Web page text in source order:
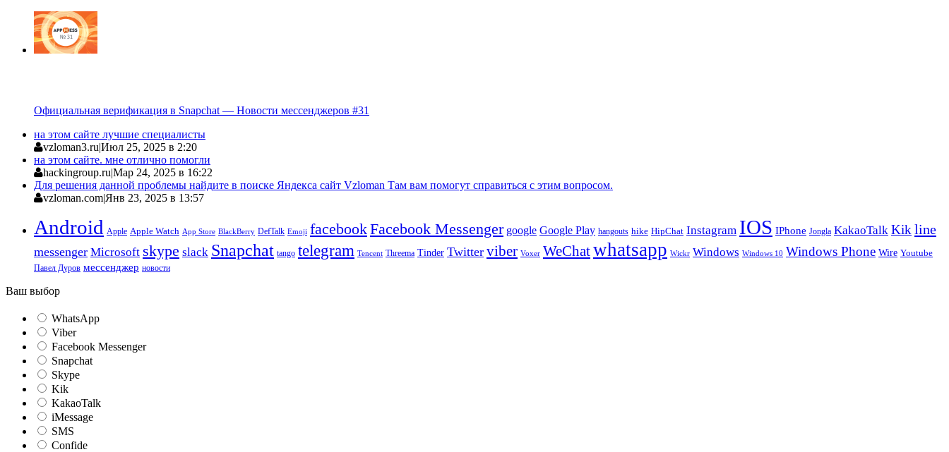
Официальная верификация в Snapchat — Новости мессенджеров #31
на этом сайте лучшие специалисты
vzloman3.ru|Июл 25, 2025 в 2:20
на этом сайте. мне отлично помогли
hackingroup.ru|Мар 24, 2025 в 16:22
Для решения данной проблемы найдите в поиске Яндекса сайт Vzloman Там вам помогут справиться с этим вопросом.
vzloman.com|Янв 23, 2025 в 13:57
Android Apple Apple Watch App Store BlackBerry DefTalk Emoji facebookFacebook Messenger google Google Play hangouts hike HipChat Instagram IOS IPhone Jongla KakaoTalk Kik line
messenger Microsoft skype slack Snapchat tango telegram Tencent Threema Tinder Twitter viber Voxer WeChatwhatsapp Wickr Windows Windows 10 Windows Phone Wire Youtube
Павел Дуров мессенджер новости
Ваш выбор
WhatsApp
Viber
Facebook Messenger
Snapchat
Skype
Kik
KakaoTalk
iMessage
SMS
Confide